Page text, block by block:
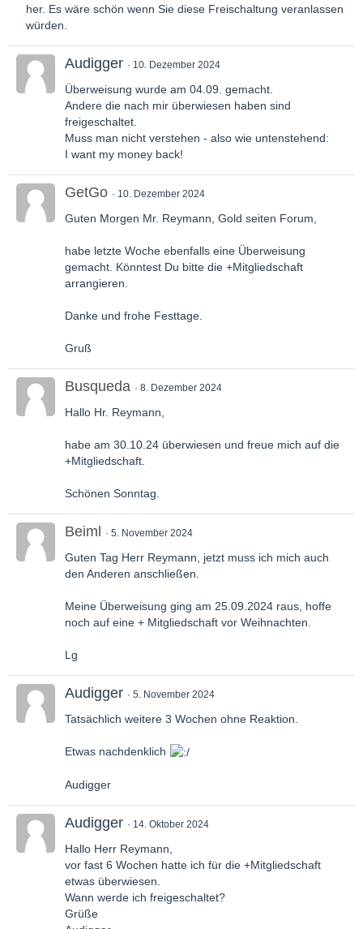
her. Es wäre schön wenn Sie diese Freischaltung veranlassen
würden.
Audigger 10. Dezember 2024
Überweisung wurde am 04.09. gemacht.
Andere die nach mir überwiesen haben sind
freigeschaltet.
Muss man nicht verstehen - also wie untenstehend:
I want my money back!
GetGo 10. Dezember 2024
Guten Morgen Mr. Reymann, Gold seiten Forum,
habe letzte Woche ebenfalls eine Überweisung
gemacht. Könntest Du bitte die +Mitgliedschaft
arrangieren.
Danke und frohe Festtage.
Gruß
Busqueda 8. Dezember 2024
Hallo Hr. Reymann,
habe am 30.10.24 überwiesen und freue mich auf die
+Mitgliedschaft.
Schönen Sonntag.
Beiml 5. November 2024
Guten Tag Herr Reymann, jetzt muss ich mich auch
den Anderen anschließen.
Meine Überweisung ging am 25.09.2024 raus, hoffe
noch auf eine + Mitgliedschaft vor Weihnachten.
Lg
Audigger 5. November 2024
Tatsächlich weitere 3 Wochen ohne Reaktion.
Etwas nachdenklich
Audigger
Audigger 14. Oktober 2024
Hallo Herr Reymann,
vor fast 6 Wochen hatte ich für die +Mitgliedschaft
etwas überwiesen.
Wann werde ich freigeschaltet?
Grüße